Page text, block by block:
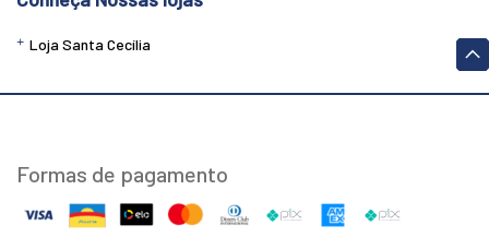
Loja Santa Cecília
Formas de pagamento